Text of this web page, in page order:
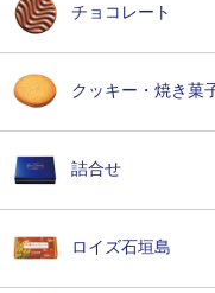
チョコレート
クッキー・焼き菓
詰合せ
ロイズ石垣島